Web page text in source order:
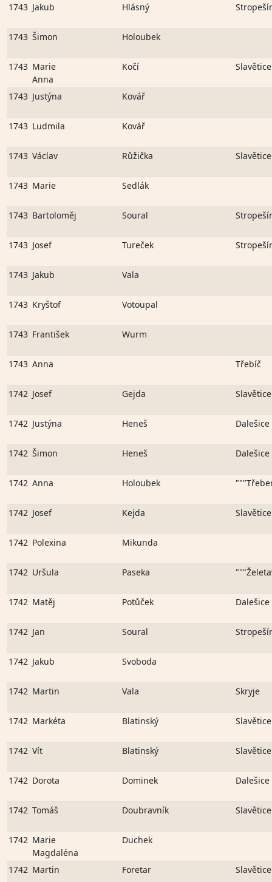
1743 Jakub Hlásný
1743 Šimon Holoubek
1743 Marie
Anna
Kočí Slavětice
1743 Justýna Kovář
1743 Ludmila Kovář
1743 Václav Růžička Slavětice
1743 Marie Sedlák
1743 Bartoloměj Soural
1743 Josef Tureček
1743 Jakub Vala
1743 Kryštof Votoupal
1743 František Wurm
1743 Anna Třebíč
1742 Josef Gejda Slavětice
1742 Justýna Heneš Dalešice
1742 Šimon Heneš Dalešice
1742 Anna Holoubek
1742 Josef Kejda Slavětice
1742 Polexina Mikunda
1742 Uršula Paseka
1742 Matěj Potůček Dalešice
1742 Jan Soural
1742 Jakub Svoboda
1742 Martin Vala Skryje
1742 Markéta Blatinský Slavětice
1742 Vít Blatinský Slavětice
1742 Dorota Dominek Dalešice
1742 Tomáš Doubravník Slavětice
1742 Marie
Magdaléna
Duchek
1742 Martin Foretar Slavětice